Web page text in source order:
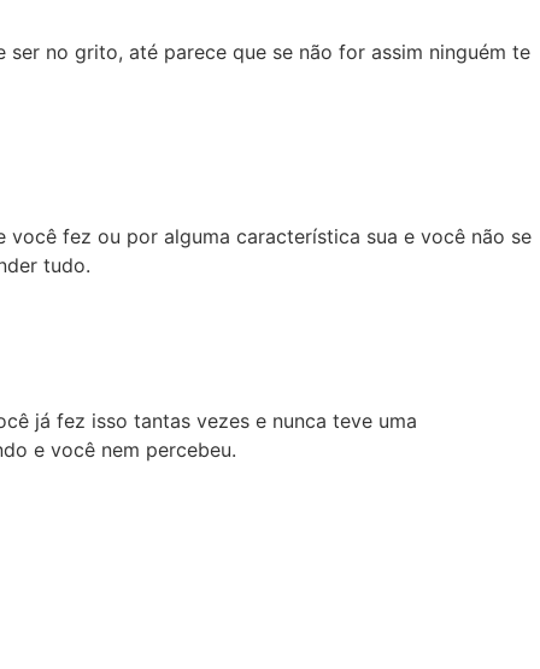
no grito, até parece que se não for assim ninguém te
você fez ou por alguma característica sua e você não se
tudo.
já fez isso tantas vezes e nunca teve uma
e você nem percebeu.